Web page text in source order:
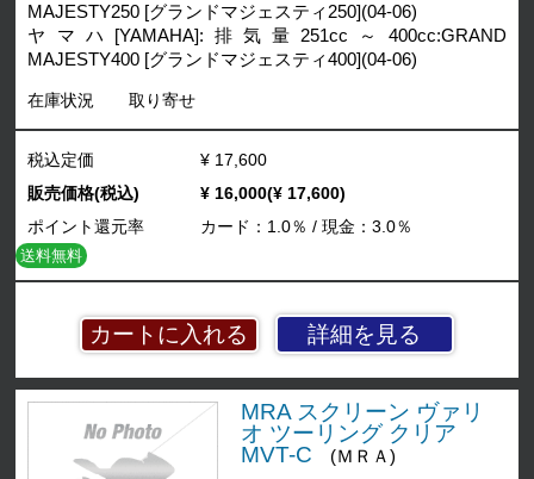
MAJESTY250 [グランドマジェスティ250](04-06)
ヤマハ[YAMAHA]:排気量251cc～400cc:GRAND
MAJESTY400 [グランドマジェスティ400](04-06)
在庫状況 取り寄せ
詳細を見る
税込定価
¥ 17,600
販売価格(税込)
¥ 16,000(¥ 17,600)
ポイント還元率
カード：1.0％ / 現金：3.0％
送料無料
MRA スクリーン ヴァリ
オ ツーリング クリア
MVT-C
(ＭＲＡ)